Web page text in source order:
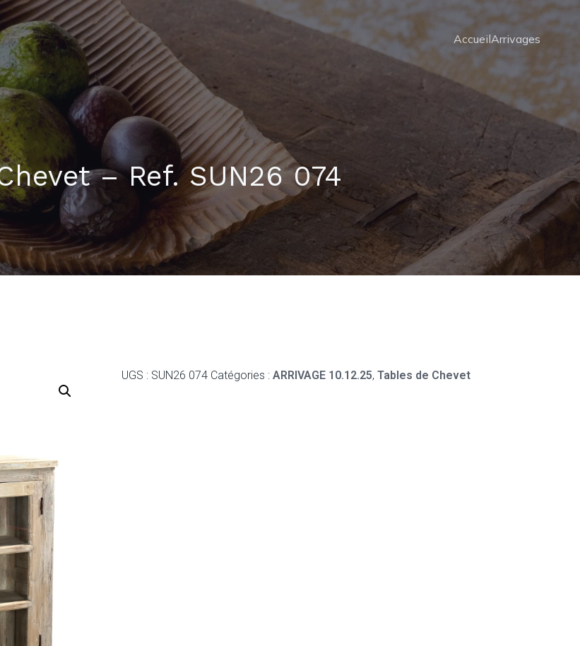
AccueilArrivages
– Ref. SUN26 074
UGS : SUN26 074 Catégories :ARRIVAGE 10.12.25,Tables de Chevet